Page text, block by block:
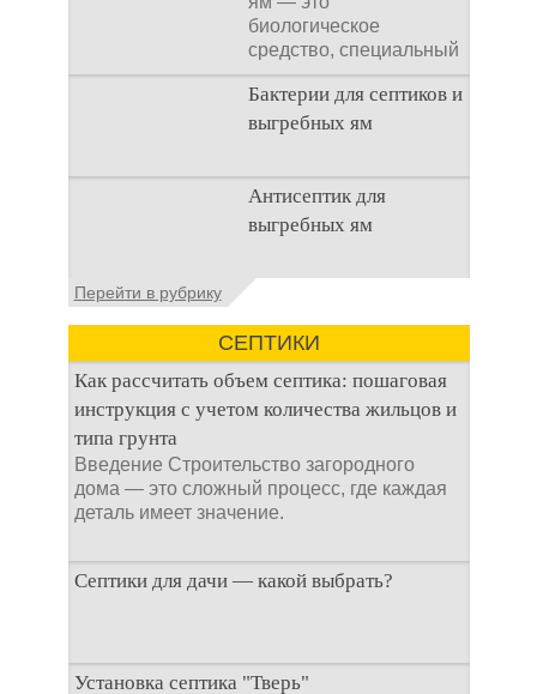
биологическое
средство, специальный
концентрат, который
используется
Бактерии для септиков и
выгребных ям
Очистка
канализационного
стока или выгребной
не самым приятным
Антисептик для
выгребных ям
Общие сведения об
Антисептик для
выгребных ям – это
специальные
Перейти в рубрику
СЕПТИКИ
Как рассчитать объем септика: пошаговая
инструкция с учетом количества жильцов и
типа грунта
Введение Строительство загородного
дома — это сложный процесс, где каждая
деталь имеет значение.
Септики для дачи — какой выбрать?
При строительстве дачи одной из
первоочередных задач становится
Установка септика "Тверь"